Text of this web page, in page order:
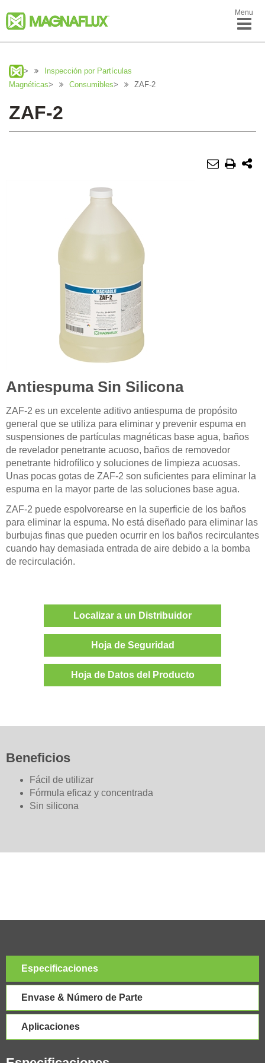
Menu
>
Inspección por Partículas
Magnéticas> Consumibles> ZAF-2
ZAF-2
Antiespuma Sin Silicona
ZAF-2 es un excelente aditivo antiespuma de propósito
general que se utiliza para eliminar y prevenir espuma en
suspensiones de partículas magnéticas base agua, baños
de revelador penetrante acuoso, baños de removedor
penetrante hidrofílico y soluciones de limpieza acuosas.
Unas pocas gotas de ZAF-2 son suficientes para eliminar la
espuma en la mayor parte de las soluciones base agua.
ZAF-2 puede espolvorearse en la superficie de los baños
para eliminar la espuma. No está diseñado para eliminar las
burbujas finas que pueden ocurrir en los baños recirculantes
cuando hay demasiada entrada de aire debido a la bomba
de recirculación.
Localizar a un Distribuidor
Hoja de Seguridad
Hoja de Datos del Producto
Beneficios
Fácil de utilizar
Fórmula eficaz y concentrada
Sin silicona
Especificaciones
Envase & Número de Parte
Aplicaciones